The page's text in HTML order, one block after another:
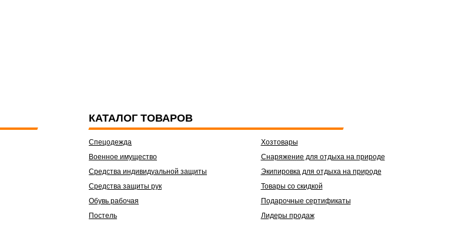
КАТАЛОГ ТОВАРОВ
Спецодежда
Военное имущество
Средства индивидуальной защиты
Средства защиты рук
Обувь рабочая
Постель
Хозтовары
Снаряжение для отдыха на природе
Экипировка для отдыха на природе
Товары со скидкой
Подарочные сертификаты
Лидеры продаж